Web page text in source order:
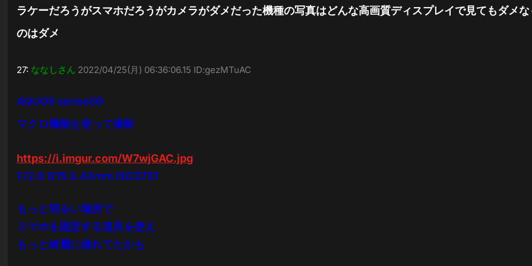
ラケーだろうがスマホだろうがカメラがダメだった機種の写真はどんな高画質ディスプレイで見てもダメ
のはダメ
27: ななしさん 2022/04/25(月) 06:36:06.15 ID:gezMTuAC
AQUOS sense5G
マクロ機能を使って撮影
https://i.imgur.com/W7wjGAC.jpg
F/2.0 1/15 3.43mm ISO3731
もっと明るい場所で
スマホを固定する道具を使え
もっと綺麗に撮れてたかも